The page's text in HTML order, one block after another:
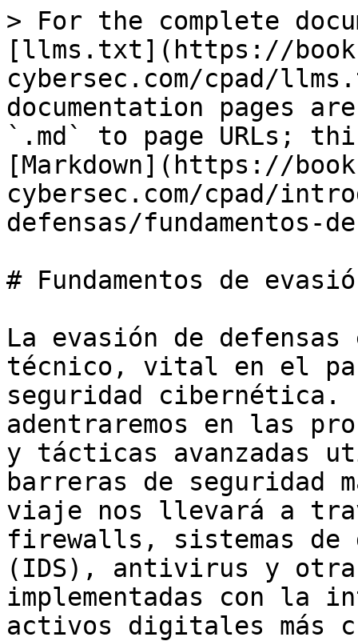
> For the complete
[llms.txt](https://
cybersec.com/cpad/
documentation pages
`.md` to page URLs;
[Markdown](https://
cybersec.com/cpad/
defensas/fundamentos-
# Fundamentos de
La evasión de
técnico, vital en el
seguridad cibernética.
adentraremos en las
y tácticas avanzadas
barreras de seguridad
viaje nos llevará a
firewalls, sistemas de
(IDS), antivirus y
implementadas con la
activos digitales más